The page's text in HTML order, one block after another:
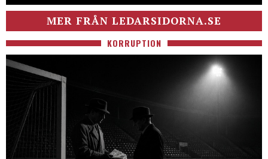
MER FRÅN LEDARSIDORNA.SE
KORRUPTION